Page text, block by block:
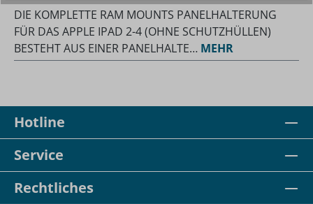
DIE KOMPLETTE RAM MOUNTS PANELHALTERUNG
FÜR DAS APPLE IPAD 2-4 (OHNE SCHUTZHÜLLEN)
BESTEHT AUS EINER PANELHALTE… MEHR
Hotline
Service
Rechtliches